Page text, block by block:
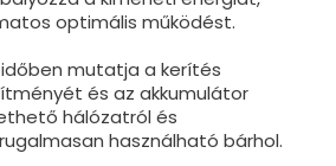
optimális működést.
időben mutatja a kerítés
és az akkumulátor
hálózatról és
használható bárhol.